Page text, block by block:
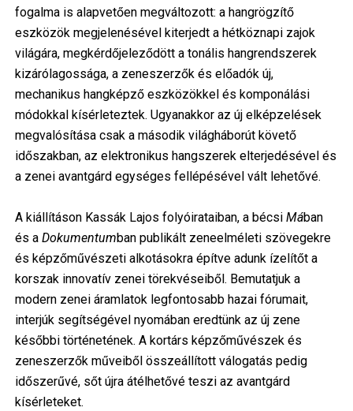
fogalma is alapvetően megváltozott: a hangrögzítő
eszközök megjelenésével kiterjedt a hétköznapi zajok
világára, megkérdőjeleződött a tonális hangrendszerek
kizárólagossága, a zeneszerzők és előadók új,
mechanikus hangképző eszközökkel és komponálási
módokkal kísérleteztek. Ugyanakkor az új elképzelések
megvalósítása csak a második világháborút követő
időszakban, az elektronikus hangszerek elterjedésével és
a zenei avantgárd egységes fellépésével vált lehetővé.
A kiállításon Kassák Lajos folyóirataiban, a bécsi Mában
és a Dokumentumban publikált zeneelméleti szövegekre
és képzőművészeti alkotásokra építve adunk ízelítőt a
korszak innovatív zenei törekvéseiből. Bemutatjuk a
modern zenei áramlatok legfontosabb hazai fórumait,
interjúk segítségével nyomában eredtünk az új zene
későbbi történetének. A kortárs képzőművészek és
zeneszerzők műveiből összeállított válogatás pedig
időszerűvé, sőt újra átélhetővé teszi az avantgárd
kísérleteket.